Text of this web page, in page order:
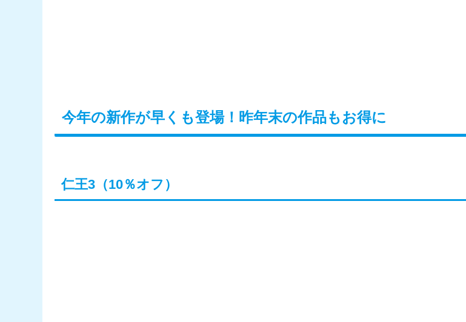
今年の新作が早くも登場！昨年末の作品もお得に
仁王3（10％オフ）